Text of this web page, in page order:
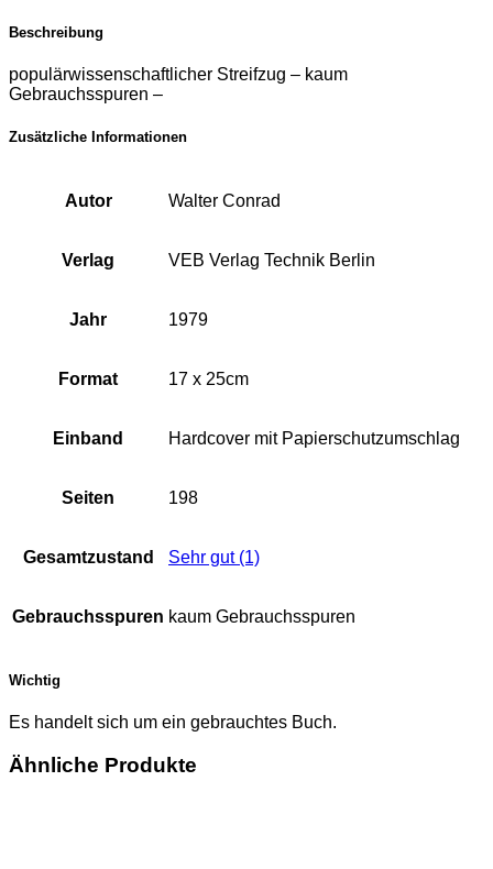
Beschreibung
populärwissenschaftlicher Streifzug – kaum
Gebrauchsspuren –
Zusätzliche Informationen
Autor Walter Conrad
Verlag VEB Verlag Technik Berlin
Jahr 1979
Format 17 x 25cm
Einband Hardcover mit Papierschutzumschlag
Seiten 198
Gesamtzustand Sehr gut (1)
Gebrauchsspuren kaum Gebrauchsspuren
Wichtig
Es handelt sich um ein gebrauchtes Buch.
Ähnliche Produkte